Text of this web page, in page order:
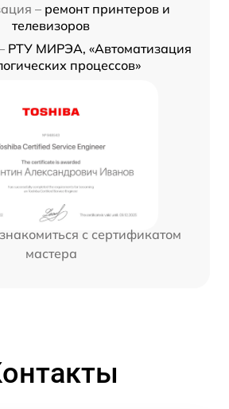
– ремонт принтеров и
телевизоров
РТУ МИРЭА, «Автоматизация
процессов»
с сертификатом
мастера